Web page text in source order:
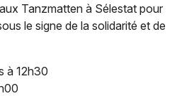
Tanzmatten à Sélestat pour
le signe de la solidarité et de
à 12h30